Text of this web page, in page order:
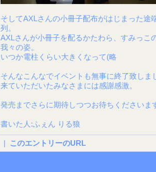
そしてAXLさんの小冊子配布がはじまった途
列。
AXLさんが小冊子を配るかたわら、すみっこ
我々の姿。
いつか電柱くらい大きくなって(略
そんなこんなでイベントも無事に終了致しま
来ていただいたみなさまには感謝感激。
発売までさらに期待しつつお待ちくださいま
書いた人:ふぇん りる狼
| このエントリーのURL